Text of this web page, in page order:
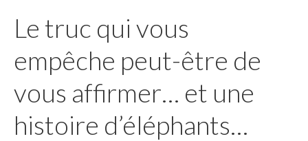
Le truc qui vous
empêche peut-être de
vous affirmer… et une
histoire d’éléphants…